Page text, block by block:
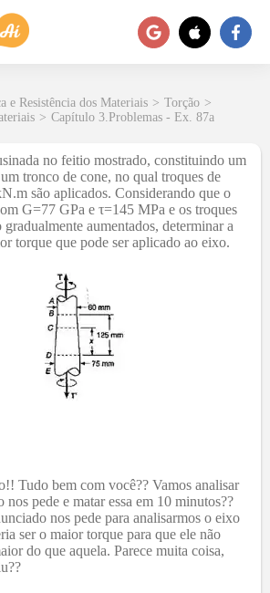
e Resistência dos Materiais > Torção >
> Capítulo 3.Problemas - Ex. 87a
no feitio mostrado, constituindo um
tronco de cone, no qual troques de
são aplicados. Considerando que o
G=77 GPa e τ=145 MPa e os troques
aumentados, determinar a
torque que pode ser aplicado ao eixo.
Tudo bem com você?? Vamos analisar
nos pede e matar essa em 10 minutos??
nos pede para analisarmos o eixo
ser o maior torque para que ele não
do que aquela. Parece muita coisa,